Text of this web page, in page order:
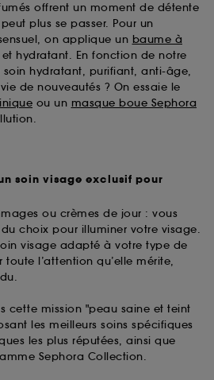
offrent un moment de détente
plus se passer. Pour un
on applique un baume à
hydratant. En fonction de notre
hydratant, purifiant, anti-âge,
de nouveautés ? On essaie le
ou un masque boue Sephora
soin visage exclusif pour
ou crèmes de jour : vous
du choix pour illuminer votre visage.
visage adapté à votre type de
l’attention qu’elle mérite,
cette mission "peau saine et teint
les meilleurs soins spécifiques
les plus réputées, ainsi que
Sephora Collection.